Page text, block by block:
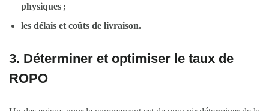
physiques ;
les délais et coûts de livraison.
3. Déterminer et optimiser le taux de
ROPO